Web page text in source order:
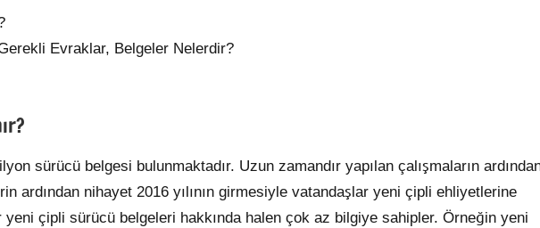
Evraklar, Belgeler Nelerdir?
sürücü belgesi bulunmaktadır. Uzun zamandır yapılan çalışmaların
ardından nihayet 2016 yılının girmesiyle vatandaşlar yeni çipli ehliyetlerine
çipli sürücü belgeleri hakkında halen çok az bilgiye sahipler. Örneğin yeni